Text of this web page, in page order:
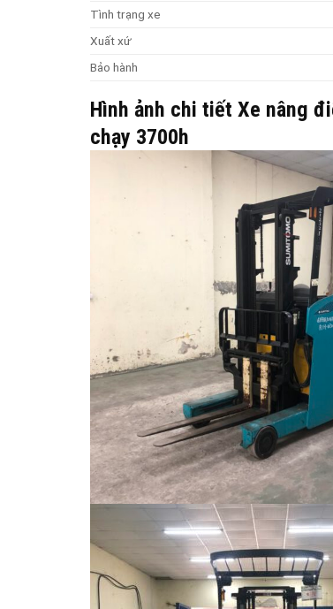
Tình trạng xe
Xuất xứ
Bảo hành
Hình ảnh chi tiết Xe nâng
chạy 3700h